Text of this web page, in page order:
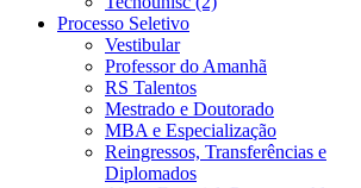
Processo Seletivo
Vestibular
Professor do Amanhã
RS Talentos
Mestrado e Doutorado
MBA e Especialização
Reingressos, Transferências e
Diplomados